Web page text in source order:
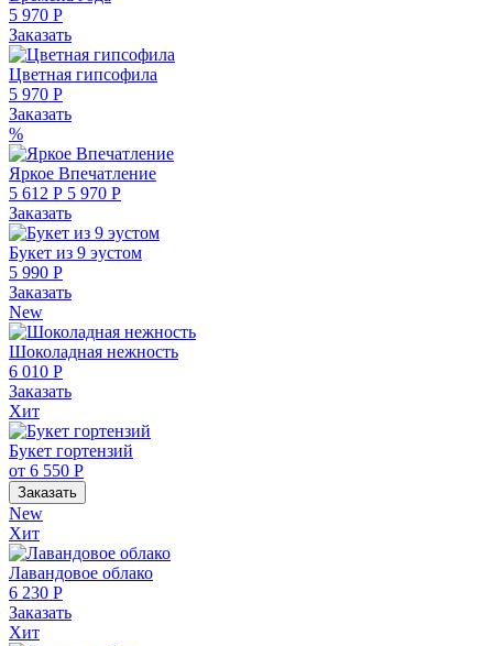
5 970 Р
Заказать
Цветная гипсофила
5 970 Р
Заказать
%
Яркое Впечатление
5 612 Р 5 970 Р
Заказать
Букет из 9 эустом
5 990 Р
Заказать
New
Шоколадная нежность
6 010 Р
Заказать
Хит
Букет гортензий
от 6 550 Р
Заказать
New
Хит
Лавандовое облако
6 230 Р
Заказать
Хит